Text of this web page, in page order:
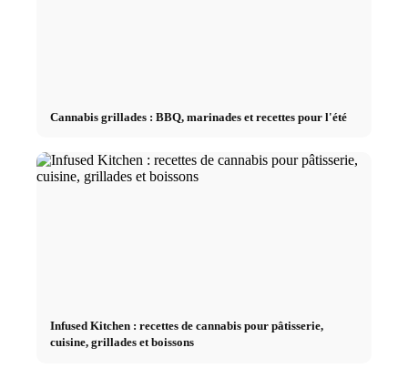
Cannabis grillades : BBQ, marinades et recettes pour l'été
Infused Kitchen : recettes de cannabis pour pâtisserie,
cuisine, grillades et boissons